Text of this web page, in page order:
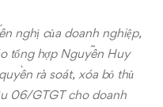
nghị của doanh nghiệp,
tổng hợp Nguyễn Huy
rà soát, xóa bỏ thủ
06/GTGT cho doanh